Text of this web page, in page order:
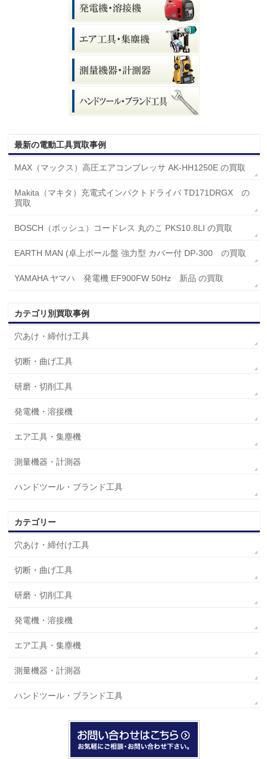
最新の電動工具買取事例
MAX（マックス）高圧エアコンプレッサ AK-HH1250E の買取
Makita（マキタ）充電式インパクトドライバ TD171DRGX の
買取
BOSCH（ボッシュ）コードレス 丸のこ PKS10.8LI の買取
EARTH MAN (卓上ボール盤 強力型 カバー付 DP-300 の買取
YAMAHA ヤマハ 発電機 EF900FW 50Hz 新品 の買取
カテゴリ別買取事例
穴あけ・締付け工具
切断・曲げ工具
研磨・切削工具
発電機・溶接機
エア工具・集塵機
測量機器・計測器
ハンドツール・ブランド工具
カテゴリー
穴あけ・締付け工具
切断・曲げ工具
研磨・切削工具
発電機・溶接機
エア工具・集塵機
測量機器・計測器
ハンドツール・ブランド工具